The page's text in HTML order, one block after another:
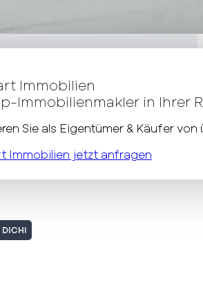
Immobilien
Immobilienmakler in Ihrer
Sie als Eigentümer & Käufer
Immobilien jetzt anfragen